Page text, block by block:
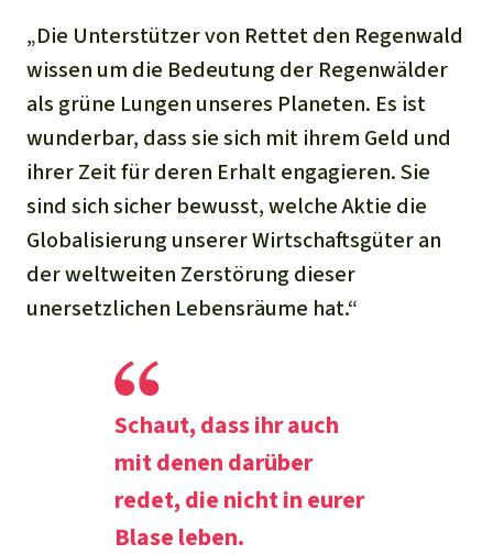
„Die Unterstützer von Rettet den Regenwald
wissen um die Bedeutung der Regenwälder
als grüne Lungen unseres Planeten. Es ist
wunderbar, dass sie sich mit ihrem Geld und
ihrer Zeit für deren Erhalt engagieren. Sie
sind sich sicher bewusst, welche Aktie die
Globalisierung unserer Wirtschaftsgüter an
der weltweiten Zerstörung dieser
unersetzlichen Lebensräume hat.“
Schaut, dass ihr auch
mit denen darüber
redet, die nicht in eurer
Blase leben.